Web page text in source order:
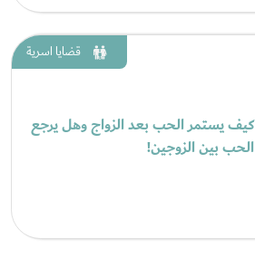
قضايا اسرية
كيف يستمر الحب بعد الزواج وهل يرجع
الحب بين الزوجين!